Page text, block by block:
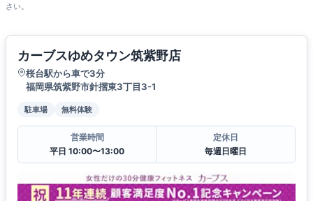
さい。
カーブスゆめタウン筑紫野店
桜台駅から車で3分
福岡県筑紫野市針摺東3丁目3-1
駐車場 無料体験
営業時間
平日 10:00〜13:00
定休日
毎週日曜日